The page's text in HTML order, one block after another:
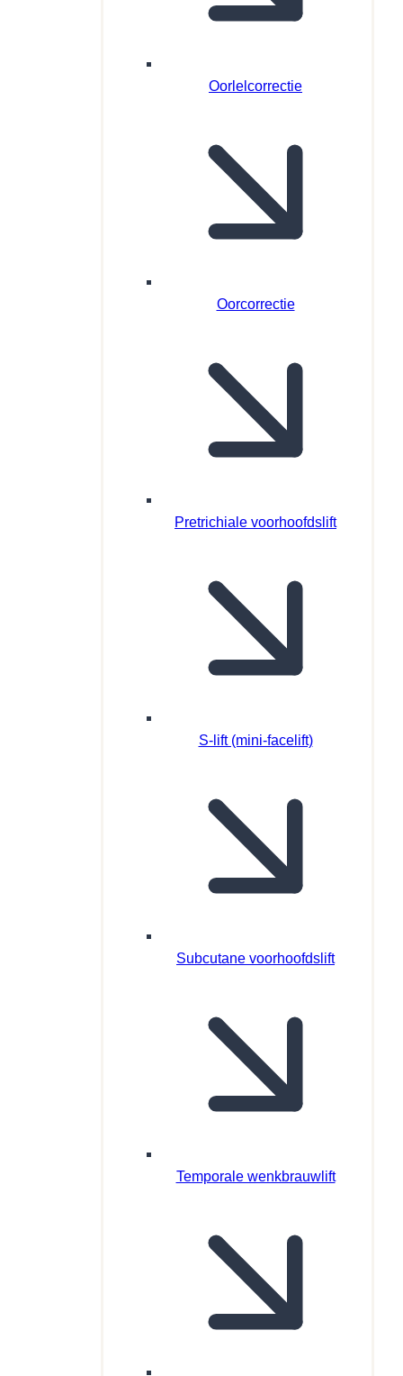
Oorlelcorrectie
Oorcorrectie
Pretrichiale voorhoofdslift
S-lift (mini-facelift)
Subcutane voorhoofdslift
Temporale wenkbrauwlift